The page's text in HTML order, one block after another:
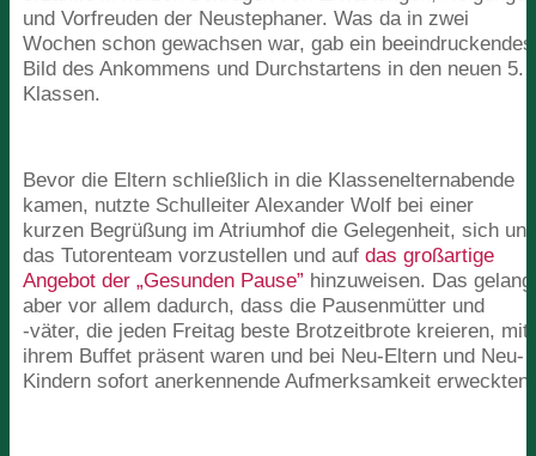
und Vorfreuden der Neustephaner. Was da in zwei
Wochen schon gewachsen war, gab ein beeindruckendes
Bild des Ankommens und Durchstartens in den neuen 5.
Klassen.
Bevor die Eltern schließlich in die Klassenelternabende
kamen, nutzte Schulleiter Alexander Wolf bei einer
kurzen Begrüßung im Atriumhof die Gelegenheit, sich
das Tutorenteam vorzustellen und aufdas großartige
Angebot der„Gesunden Pause” hinzuweisen. Das gelang
aber vor allem dadurch, dass die Pausenmütter und
‑väter, die jeden Freitag beste Brotzeitbrote kreieren, mit
ihrem Buffet präsent waren und bei Neu-Eltern und Neu-
Kindern sofort anerkennende Aufmerksamkeit erweckten.